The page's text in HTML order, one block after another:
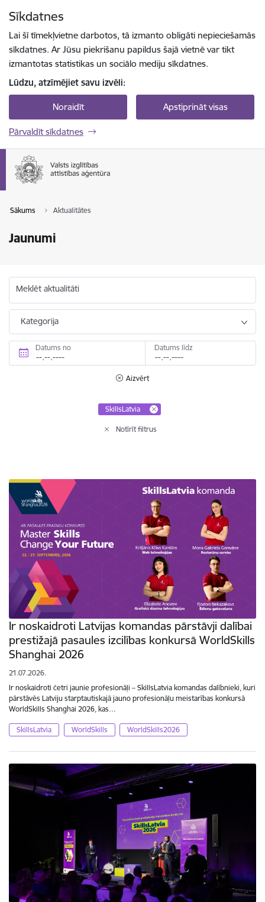
Sīkdatnes
Lai šī tīmekļvietne darbotos, tā izmanto obligāti nepieciešamās
sīkdatnes. Ar Jūsu piekrišanu papildus šajā vietnē var tikt
izmantotas statistikas un sociālo mediju sīkdatnes.
Lūdzu, atzīmējiet savu izvēli:
Noraidīt Apstiprināt visas
Pārvaldīt sīkdatnes
Sākums Aktualitātes
Jaunumi
Meklēt aktualitāti
Kategorija
Datums no Datums līdz
Aizvērt
SkillsLatvia
Notīrīt filtrus
Ir noskaidroti Latvijas komandas pārstāvji dalībai
prestižajā pasaules izcilības konkursā WorldSkills
Shanghai 2026
21.07.2026.
Ir noskaidroti četri jaunie profesionāļi – SkillsLatvia komandas dalībnieki, kuri
pārstāvēs Latviju starptautiskajā jauno profesionāļu meistarības konkursā
WorldSkills Shanghai 2026, kas…
SkillsLatvia WorldSkills WorldSkills2026